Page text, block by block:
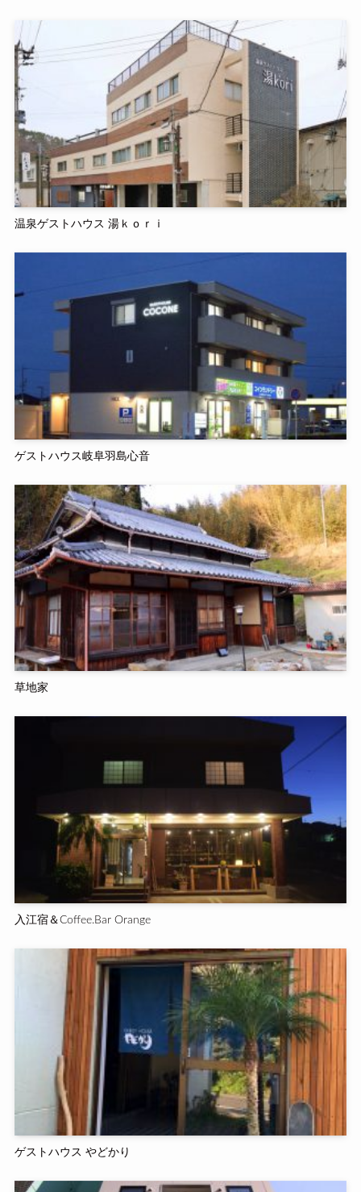
温泉ゲストハウス 湯ｋｏｒｉ
ゲストハウス岐阜羽島心音
草地家
入江宿＆Coffee.Bar Orange
ゲストハウス やどかり